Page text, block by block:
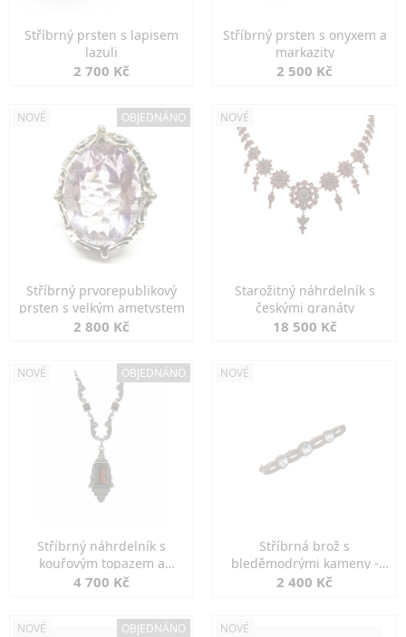
Stříbrný prsten s lapisem
lazuli
2 700 Kč
Stříbrný prsten s onyxem a
markazity
2 500 Kč
NOVÉ OBJEDNÁNO
Stříbrný prvorepublikový
prsten s velkým ametystem
2 800 Kč
NOVÉ
Starožitný náhrdelník s
českými granáty
18 500 Kč
NOVÉ OBJEDNÁNO
Stříbrný náhrdelník s
kouřovým topazem a
markazity
4 700 Kč
NOVÉ
Stříbrná brož s
bleděmodrými kameny -
jemná elegance
2 400 Kč
NOVÉ OBJEDNÁNO NOVÉ